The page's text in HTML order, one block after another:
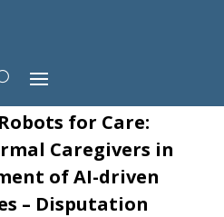
for Care:
Caregivers in
of AI-driven
– Disputation